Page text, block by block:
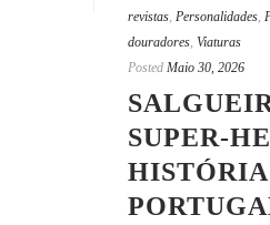
revistas, Personalidades,
douradores, Viaturas
Posted Maio 30, 2026
SUPER-
HISTÓRIA